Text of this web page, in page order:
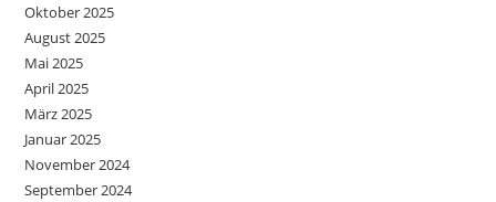
Oktober 2025
August 2025
Mai 2025
April 2025
März 2025
Januar 2025
November 2024
September 2024